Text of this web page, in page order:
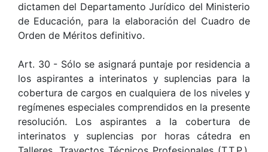
dictamen del Departamento Jurídico del Ministerio
de Educación, para la elaboración del Cuadro de
Orden de Méritos definitivo.
Art. 30 - Sólo se asignará puntaje por residencia a
los aspirantes a interinatos y suplencias para la
cobertura de cargos en cualquiera de los niveles y
regímenes especiales comprendidos en la presente
resolución. Los aspirantes a la cobertura de
interinatos y suplencias por horas cátedra en